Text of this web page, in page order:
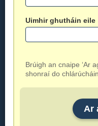
Uimhir ghutháin eile
Brúigh an cnaipe ‘Ar
shonraí do
Ar